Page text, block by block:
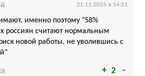
2
именно поэтому "58%
россиян считают нормальным
новой работы, не уволившись с
21.11.2025 в 14:21